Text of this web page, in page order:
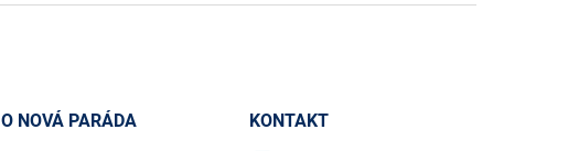
O NOVÁ PARÁDA KONTAKT